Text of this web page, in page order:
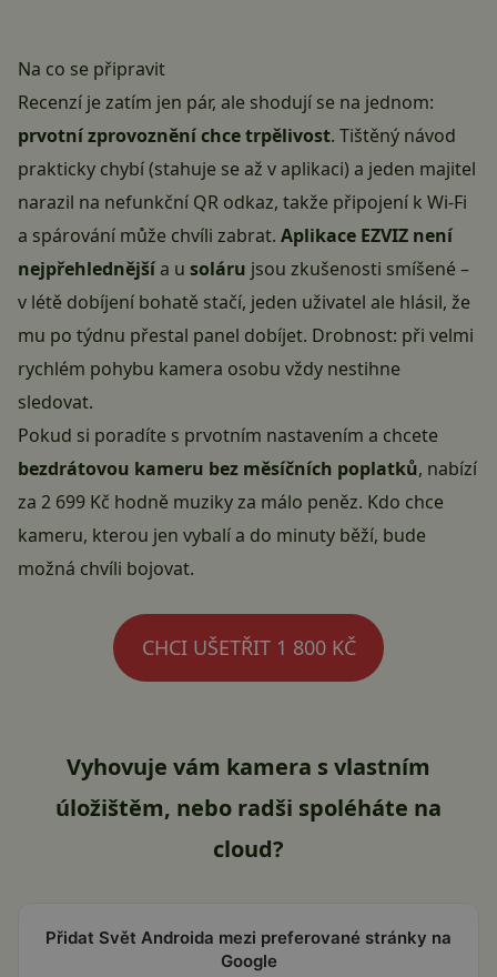
Na co se připravit
Recenzí je zatím jen pár, ale shodují se na jednom:
prvotní zprovoznění chce trpělivost. Tištěný návod
prakticky chybí (stahuje se až v aplikaci) a jeden majitel
narazil na nefunkční QR odkaz, takže připojení k Wi-Fi
a spárování může chvíli zabrat. Aplikace EZVIZ není
nejpřehlednějšía u soláru jsou zkušenosti smíšené –
v létě dobíjení bohatě stačí, jeden uživatel ale hlásil, že
mu po týdnu přestal panel dobíjet. Drobnost: při velmi
rychlém pohybu kamera osobu vždy nestihne
sledovat.
Pokud si poradíte s prvotním nastavením a chcete
bezdrátovou kameru bez měsíčních poplatků, nabízí
za 2 699 Kč hodně muziky za málo peněz. Kdo chce
kameru, kterou jen vybalí a do minuty běží, bude
možná chvíli bojovat.
CHCI UŠETŘIT 1 800 KČ
Vyhovuje vám kamera s vlastním
úložištěm, nebo radši spoléháte na
cloud?
Přidat Svět Androida mezi preferované stránky na
Google